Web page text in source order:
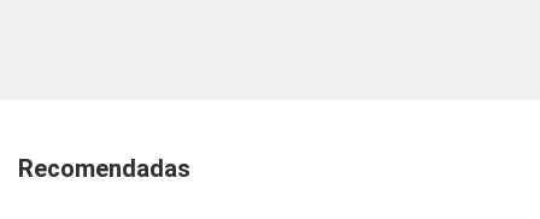
Recomendadas